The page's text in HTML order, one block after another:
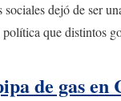
sociales dejó de ser
política que distintos
de gas en